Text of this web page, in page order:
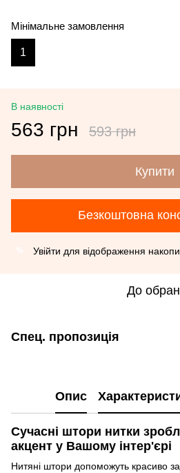
Мінімальне замовлення
1
В наявності
563 грн 593 грн
Купити
Безкоштовна
Увійти для відображення
До
Спец. пропозиція
Опис
Сучасні штори нитки
акцент у Вашому інтер'єрі
Нитяні штори допоможуть красиво